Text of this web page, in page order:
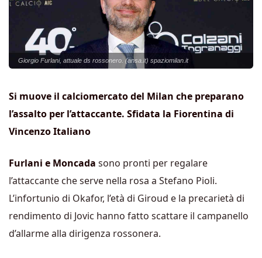
Giorgio Furlani, attuale ds rossonero. (ansa.it) spaziomilan.it
Si muove il calciomercato del Milan che preparano
l’assalto per l’attaccante. Sfidata la Fiorentina di
Vincenzo Italiano
Furlani e Moncada sono pronti per regalare
l’attaccante che serve nella rosa a Stefano Pioli.
L’infortunio di Okafor, l’età di Giroud e la precarietà di
rendimento di Jovic hanno fatto scattare il campanello
d’allarme alla dirigenza rossonera.